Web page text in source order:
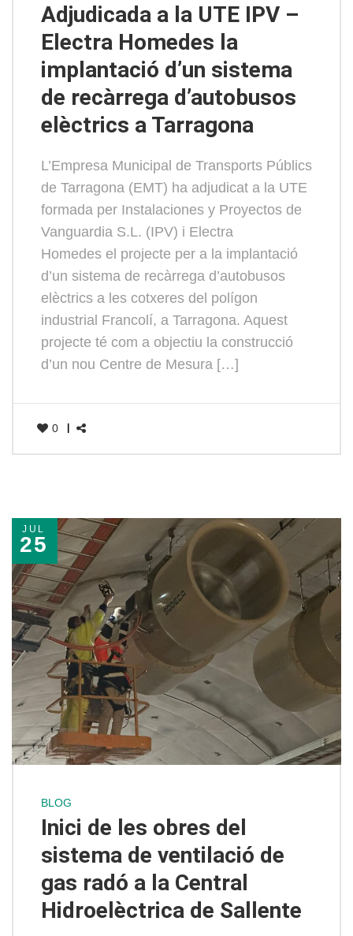
Adjudicada a la UTE IPV –
Electra Homedes la
implantació d’un sistema
de recàrrega d’autobusos
elèctrics a Tarragona
L’Empresa Municipal de Transports Públics
de Tarragona (EMT) ha adjudicat a la UTE
formada per Instalaciones y Proyectos de
Vanguardia S.L. (IPV) i Electra
Homedes el projecte per a la implantació
d’un sistema de recàrrega d’autobusos
elèctrics a les cotxeres del polígon
industrial Francolí, a Tarragona. Aquest
projecte té com a objectiu la construcció
d’un nou Centre de Mesura […]
0
JUL
25
BLOG
Inici de les obres del
sistema de ventilació de
gas radó a la Central
Hidroelèctrica de Sallente